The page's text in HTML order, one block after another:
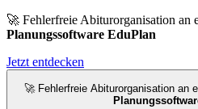
🚀 Fehlerfreie Abiturorganisation an
Planungssoftware EduPlan
Jetzt entdecken
🚀 Fehlerfreie Abiturorganisation an